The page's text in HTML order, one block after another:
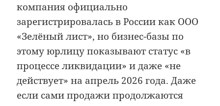
компания официально
зарегистрировалась в России как ООО
«Зелёный лист», но бизнес-базы по
этому юрлицу показывают статус «в
процессе ликвидации» и даже «не
действует» на апрель 2026 года. Даже
если сами продажи продолжаются